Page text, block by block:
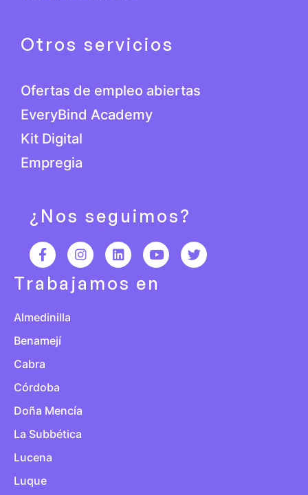
Otros servicios
Ofertas de empleo abiertas
EveryBind Academy
Kit Digital
Empregia
¿Nos seguimos?
Trabajamos en
Almedinilla
Benamejí
Cabra
Córdoba
Doña Mencía
La Subbética
Lucena
Luque